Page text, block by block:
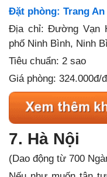
Đặt phòng: Trang
Địa chỉ: Đường Vạn
phố Ninh Bình, Ninh
Tiêu chuẩn: 2 sao
Giá phòng: 324.000đ/
7. Hà Nội
(Dao động từ 700